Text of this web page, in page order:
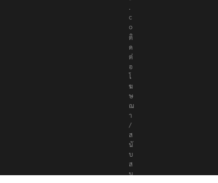
.
c
o
ติ
ด
ต่
อ
โ
ฆ
ษ
ณ
า
/
ส
นั
บ
ส
นุ